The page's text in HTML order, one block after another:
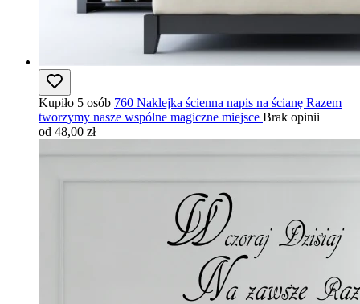
Kupiło 5 osób 760 Naklejka ścienna napis na ścianę Razem
tworzymy nasze wspólne magiczne miejsce Brak opinii
od 48,00 zł